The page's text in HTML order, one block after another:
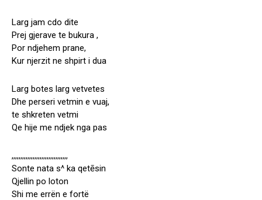
Larg jam cdo dite
Prej gjerave te bukura ,
Por ndjehem prane,
Kur njerzit ne shpirt i dua
Larg botes larg vetvetes
Dhe perseri vetmin e vuaj,
te shkreten vetmi
Qe hije me ndjek nga pas
,,,,,,,,,,,,,,,,,,,,,,,,,,,,,,,,
Sonte nata s^ ka qetēsin
Qjellin po loton
Shi me errën e fortë